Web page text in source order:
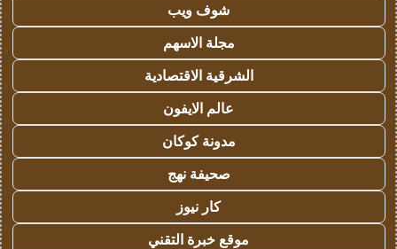
شوف ويب
مجلة الاسهم
الشرقية الاقتصادية
عالم الايفون
مدونة كوكان
صحيفة نهج
كار نيوز
موقع خبرة التقني